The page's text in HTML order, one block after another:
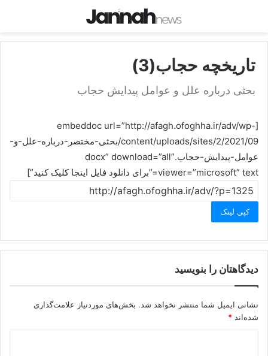
تاریخچه حجاب(3)
بحثى درباره علل و عوامل پيدايش حجاب
[embeddoc url=”http://afagh.ofoghha.ir/adv/wp-
content/uploads/sites/2/2021/09/بحثى-مختصر-درباره-علل-و-
عوامل-پيدايش-حجاب.docx” download=”all”
viewer=”microsoft” text=”برای دانلود فایل اینجا کلیک کنید”]
کپی لینک
دیدگاهتان را بنویسید
نشانی ایمیل شما منتشر نخواهد شد. بخش‌های موردنیاز علامت‌گذاری
شده‌اند *